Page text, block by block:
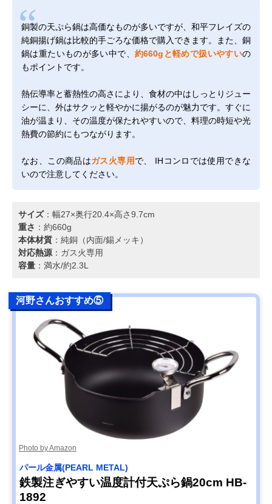
銅製の天ぷら鍋は高価なものが多いですが、和平フレイズの
純銅揚げ鍋は比較的手ごろな価格で購入できます。また、銅
鍋は重たいものが多い中で、 約660gと軽めで扱いやすいの
もポイントです。
熱伝導率と蓄熱性の高さにより、食材の中はしっとりジュー
シーに、外はサクッと軽やかに揚がるのが魅力です。すぐに
油が温まり、その温度が保たれやすいので、料理の時短や光
熱費の節約にもつながります。
なお、この商品はガス火専用で、 IHコンロでは使用できな
いので注意してください。
サイズ：幅27×奥行20.4×高さ9.7cm
重さ ：約660g
本体材質 ：純銅（内面/錫メッキ）
対応熱源 ：ガス火専用
容量 ：満水/約2.3L
河野さんおすすめ⑤
Photo by Amazon
パール金属(PEARL METAL)
鉄製注ぎやすい温度計付天ぷら鍋20cm HB-
1892